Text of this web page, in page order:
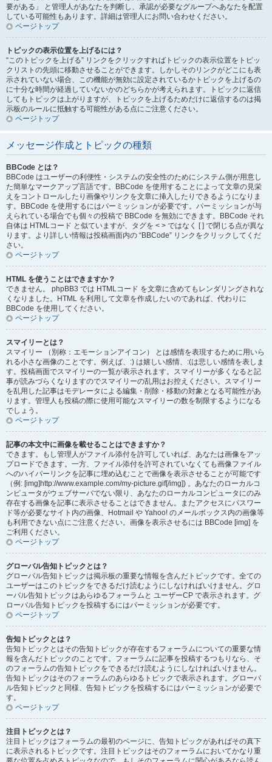
要がある」 と管理人があなたを判断し、承認が必要なグループへあなたを配置
している可能性もあります。詳細は管理人にお問い合わせください。
ページトップ
トピックの表示位置を上げるには？
“このトピックを上げる” リンクをクリックすればトピックの表示位置をトピッ
クリストの先頭に移動させることができます。しかしそのリンクがどこにも表
示されていない場合、この機能が無効に設定されているかトピックを上げるの
に十分な時間が経過していないかのどちらかが考えられます。トピックに返信
してもトピックは上がりますが、トピックを上げるためだけに返信するのは掲
示板のルールに抵触する可能性がある点にご注意ください。
ページトップ
メッセージ作成とトピックの種類
BBCode とは？
BBCode はユーザーの利便性・システムの安全性のためにシステム側が用意し
た簡単なマークアップ言語です。BBCode を使用することによって文章の見栄
えをコントロールしたり画像やリンクを文章に挿入したりできるようになりま
す。BBCode を使用するにはパーミッションが必要です。パーミッションが与
えられている場合でも個々の投稿で BBCode を無効にできます。BBCode それ
自体は HTMLコード と似ていますが、タグを < > ではなく [ ] で閉じる点が異な
ります。より詳しい情報は投稿画面内の “BBCode” リンクをクリックしてくだ
さい。
ページトップ
HTML を使うことはできますか？
できません。 phpBB3 では HTMLコード を文章に含めてもレンダリングされな
くなりました。HTML を利用して文章を作成したいのであれば、代わりに
BBCode を使用してください。
ページトップ
スマイリーとは？
スマイリー （別称：エモーションアイコン） とは感情を表現するために用いら
れる小さな画像のことです。例えば、:) は嬉しい感情、:(は悲しい感情を表しま
す。投稿画面でスマイリーの一覧が表示されます。スマイリーが多くなると記
事が読みづらくなりますのでスマイリーの乱用はお控えください。スマイリー
を乱用した記事はモデレータによる編集・削除・移動の対象となる可能性があ
ります。管理人も投稿の際に使用可能なスマイリーの数を制限するようになる
でしょう。
ページトップ
記事の本文中に画像を載せることはできますか？
できます。もし管理人がファイル添付を許可していれば、あなたは画像をアッ
プロードできます。一方、ファイル添付を許可されていなくても画像ファイル
へのハイパーリンクを記事に埋め込むことで画像を表示させることが可能です
（例: [img]http://www.example.com/my-picture.gif[/img]) 。あなたのローカルコ
ンピュータがウェブサーバでない限り、あなたのローカルコンピュータにのみ
存在する画像を記事に表示させることはできません。またアクセスにパスワー
ド等が必要なサイト内の画像、Hotmail や Yahoo! のメールボックス内の画像等
も利用できない点にご注意ください。画像を表示させるには BBCode [img] を
ご利用ください。
ページトップ
グローバル告知トピックとは？
グローバル告知トピックは掲示板の重要な情報を含んだトピックです。全ての
ユーザーはこのトピックをできるだけ読むようにしなければいけません。グロ
ーバル告知トピックはあらゆるフォーラムと ユーザーCP で表示されます。グ
ローバル告知トピックを投稿するにはパーミッションが必要です。
ページトップ
告知トピックとは？
告知トピックとはその告知トピックが存在するフォーラムについての重要な情
報を含んだトピックのことです。フォーラムに記事を投稿するつもりなら、そ
のフォーラムの告知トピックをできるだけ読むようにしなければいけません。
告知トピックはそのフォーラムのあらゆるトピックで表示されます。グローバ
ル告知トピックと同様、告知トピックを投稿するにはパーミッションが必要で
す。
ページトップ
注目トピックとは？
注目トピックはフォーラムの最初のページに、告知トピックがあればその真下
に表示されるトピックです。注目トピックはそのフォーラムにおいてかなり重